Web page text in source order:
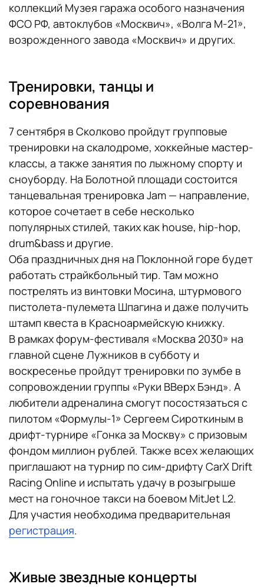
коллекций Музея гаража особого назначения
ФСО РФ, автоклубов «Москвич», «Волга М-21»,
возрожденного завода «Москвич» и других.
Тренировки, танцы и
соревнования
7 сентября в Сколково пройдут групповые
тренировки на скалодроме, хоккейные мастер-
классы, а также занятия по лыжному спорту и
сноуборду. На Болотной площади состоится
танцевальная тренировка Jam — направление,
которое сочетает в себе несколько
популярных стилей, таких как house, hip-hop,
drum&bass и другие.
Оба праздничных дня на Поклонной горе будет
работать страйкбольный тир. Там можно
пострелять из винтовки Мосина, штурмового
пистолета-пулемета Шпагина и даже получить
штамп квеста в Красноармейскую книжку.
В рамках форум-фестиваля «Москва 2030» на
главной сцене Лужников в субботу и
воскресенье пройдут тренировки по зумбе в
сопровождении группы «Руки ВВерх Бэнд». А
любители адреналина смогут посостязаться с
пилотом «Формулы-1» Сергеем Сироткиным в
дрифт-турнире «Гонка за Москву» с призовым
фондом миллион рублей. Также всех желающих
приглашают на турнир по сим-дрифту CarX Drift
Racing Online и испытать удачу в розыгрыше
мест на гоночное такси на боевом MitJet L2.
Для участия необходима предварительная
регистрация.
Живые звездные концерты